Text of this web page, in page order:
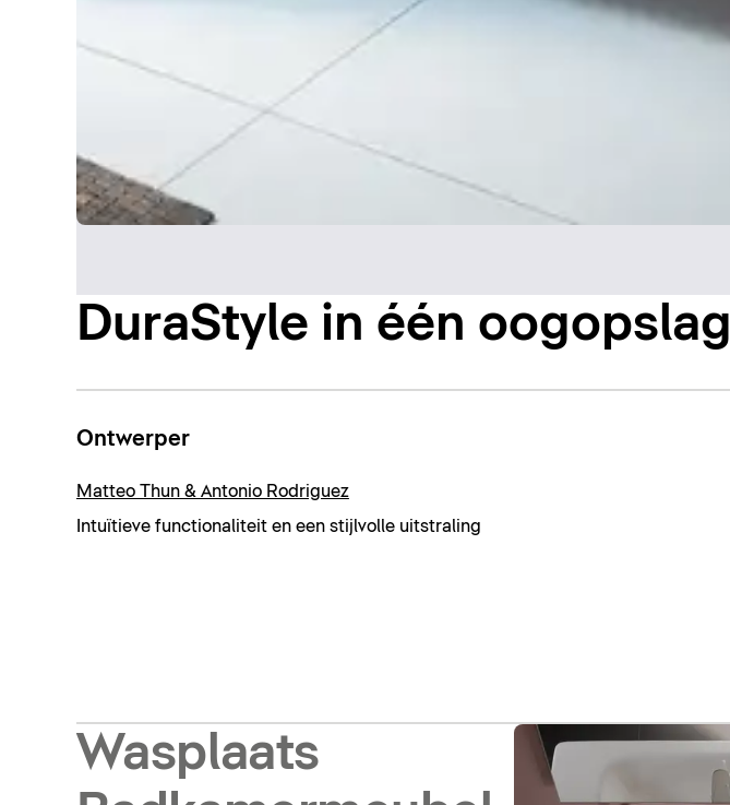
DuraStyle in één oogopslag
Ontwerper
Matteo Thun & Antonio Rodriguez
Intuïtieve functionaliteit en een stijlvolle uitstraling
Wasplaats